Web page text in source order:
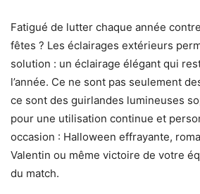
Fatigué de lutter chaque année
fêtes ? Les éclairages extérieurs
solution : un éclairage élégant qui
l’année. Ce ne sont pas seulement
ce sont des guirlandes lumineuses
pour une utilisation continue et
occasion : Halloween effrayante,
Valentin ou même victoire de votre
du match.